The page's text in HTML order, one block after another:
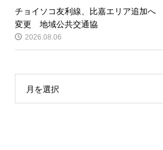
チョイソコ友利線、比嘉エリア追加へ
変更 地域公共交通協
2026.08.06
月を選択